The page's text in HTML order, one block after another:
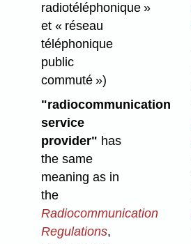
radiotéléphonique »
et « réseau
téléphonique
public
commuté »)
"radiocommunication
service
provider" has
the same
meaning as in
the
Radiocommunication
Regulations,